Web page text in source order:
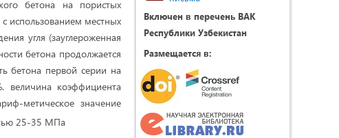
бетона на пористых
использованием местных
угля (зауглероженная
бетона продолжается
бетона первой серии на
величина коэффициента
метическое значение
25-35 МПа
Включен в перечень ВАК
Республики Узбекистан
Размещается в: